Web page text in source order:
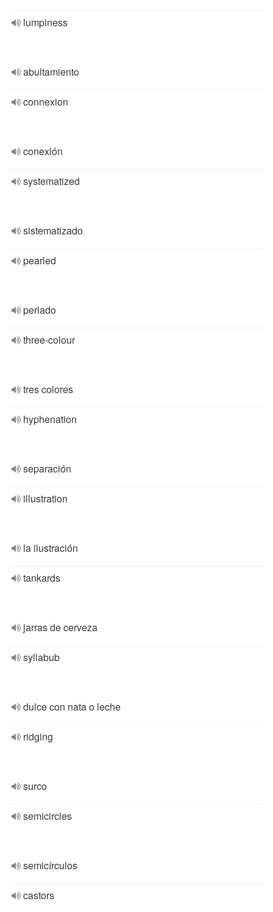
lumpiness
abultamiento
connexion
conexión
systematized
sistematizado
pearled
perlado
three-colour
tres colores
hyphenation
separación
illustration
la ilustración
tankards
jarras de cerveza
syllabub
dulce con nata o leche
ridging
surco
semicircles
semicírculos
castors